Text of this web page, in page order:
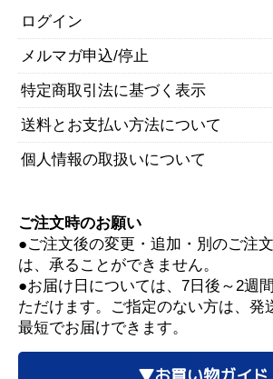
ログイン
メルマガ申込/停止
特定商取引法に基づく表示
送料とお支払い方法について
個人情報の取扱いについて
ご注文時のお願い
●ご注文後の変更・追加・別のご注
は、承ることができません。
●お届け日については、7日後～2週
ただけます。ご指定のない方は、発
最短でお届けできます。